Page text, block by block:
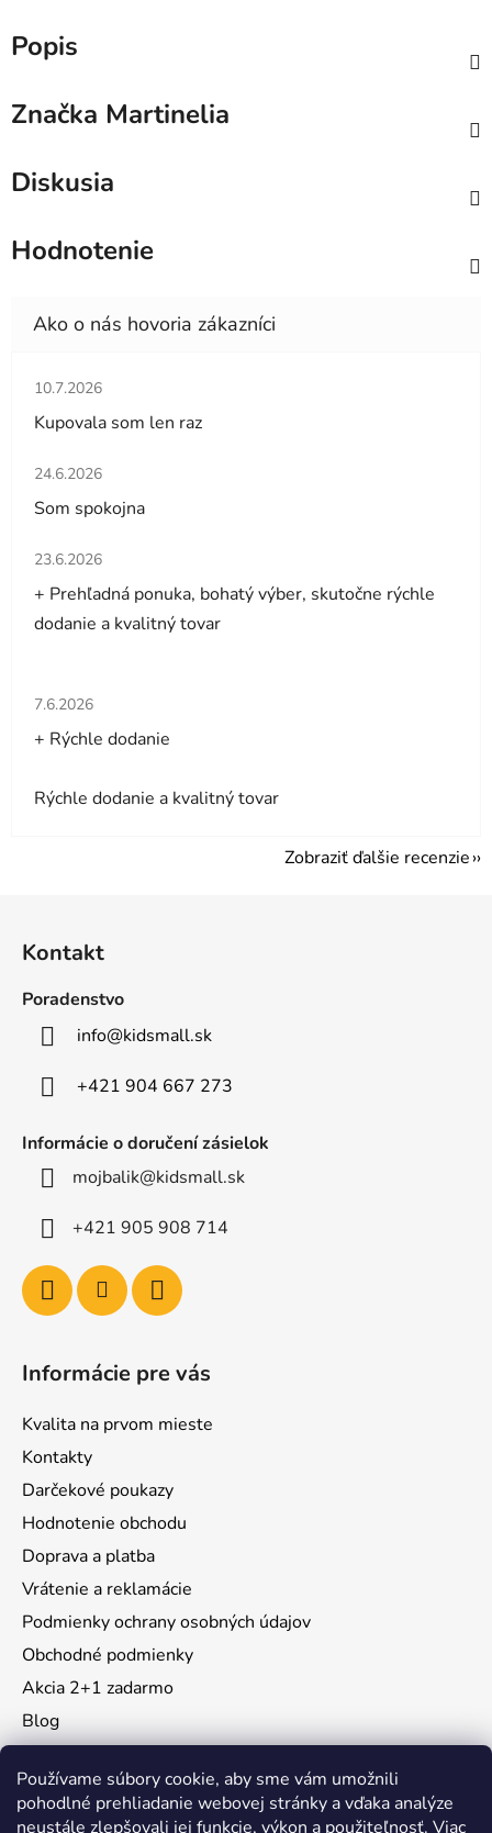
Používame súbory cookie, aby sme vám umožnili
pohodlné prehliadanie webovej stránky a vďaka analýze
neustále zlepšovali jej funkcie, výkon a použiteľnosť. Viac
Popis
Značka Martinelia
Diskusia
Hodnotenie
Hodnotenie obchodu je 5 z 5 hviezdičiek.
10.7.2026
Kupovala som len raz
Hodnotenie obchodu je 5 z 5 hviezdičiek.
24.6.2026
Som spokojna
Hodnotenie obchodu je 5 z 5 hviezdičiek.
23.6.2026
+ Prehľadná ponuka, bohatý výber, skutočne rýchle
dodanie a kvalitný tovar
Hodnotenie obchodu je 5 z 5 hviezdičiek.
7.6.2026
+ Rýchle dodanie
Rýchle dodanie a kvalitný tovar
Zobraziť ďalšie recenzie
Kontakt
Poradenstvo
info@kidsmall.sk
+421 904 667 273
Informácie o doručení zásielok
mojbalik@kidsmall.sk
+421 905 908 714
Informácie pre vás
Kvalita na prvom mieste
Kontakty
Darčekové poukazy
Hodnotenie obchodu
Doprava a platba
Vrátenie a reklamácie
Podmienky ochrany osobných údajov
Obchodné podmienky
Akcia 2+1 zadarmo
Blog